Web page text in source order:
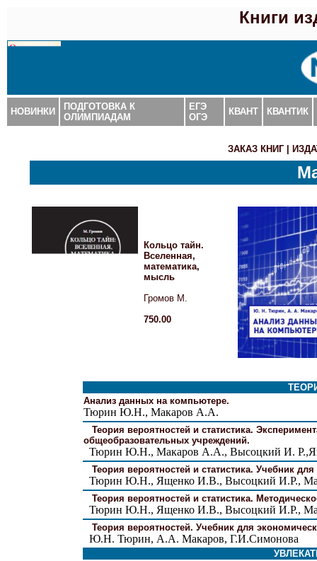
Книги
НОВИНКИ
ПОДГОТОВКА К
ОЛИМПИАДАМ
ЕГЭ
ОГЭ
КВАНТ КВАНТИК
ЗАКАЗ КНИГ|
Кольцо тайн.
Вселенная,
математика,
мысль
Громов М.
750.00
Анализ данных на компьютере.
Тюрин Ю.Н., Макаров А.А.
Теория вероятностей и статистика.
общеобразовательных учреждений.
Тюрин Ю.Н., Макаров А.А., Высоцкий И.
Теория вероятностей и статистика. Учебник для
Тюрин Ю.Н., Ященко И.В., Высоцкий И.Р.,
Теория вероятностей и статистика.
Тюрин Ю.Н., Ященко И.В., Высоцкий И.Р.,
Теория вероятностей. Учебник для
Ю.Н. Тюрин, А.А. Макаров, Г.И.Симонова